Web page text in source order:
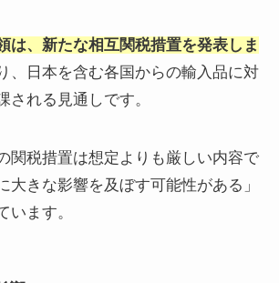
は、新たな相互関税措置を発表しま
、日本を含む各国からの輸入品に対
される見通しです。​
関税措置は想定よりも厳しい内容で
大きな影響を及ぼす可能性がある」
います。